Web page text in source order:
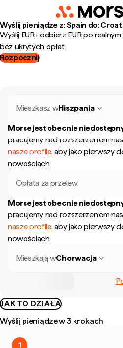
Wyślij pieniądze z: Spain do:
Wyślij EUR i odbierz EUR po
bez ukrytych opłat.
Rozpocznij
Mieszkasz wHiszpania
Morse jest obecnie
pracujemy nad rozszerzeniem
nasze profile, aby jako pierwszy
nowościach.
Opłata za przelew
Morse jest obecnie
pracujemy nad rozszerzeniem
nasze profile, aby jako pierwszy
nowościach.
Mieszkają wChorwacja
JAK TO DZIAŁA
Wyślij pieniądze w 3 krokach
1